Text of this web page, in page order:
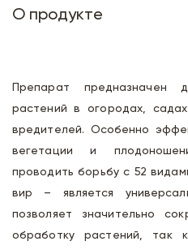
О продукте
Препарат предназначен
растений в огородах,
вредителей. Особенно
вегетации и
проводить борьбу с 52
вир – является
позволяет значительно
обработку растений, так